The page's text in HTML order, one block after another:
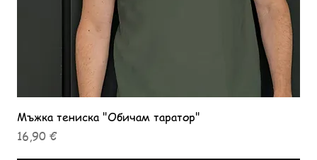
Мъжка тениска "Обичам таратор"
Цена
16,90 €